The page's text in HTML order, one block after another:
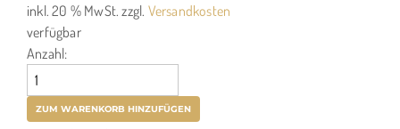
inkl. 20 % MwSt. zzgl. Versandkosten
verfügbar
Anzahl: